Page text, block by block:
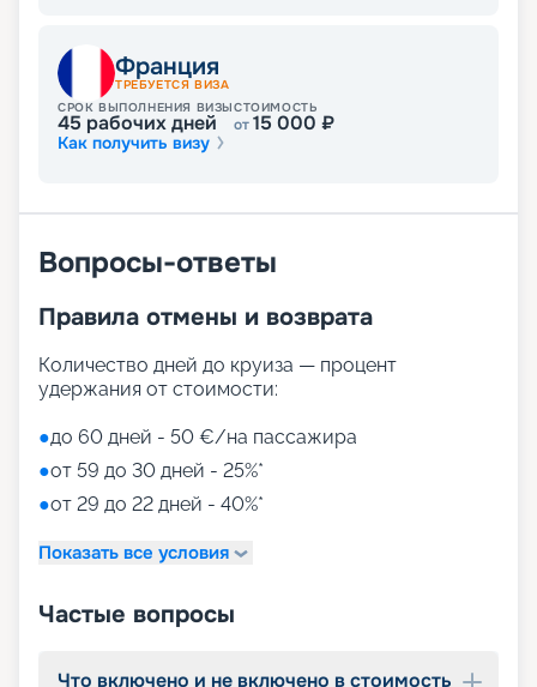
Франция
ТРЕБУЕТСЯ ВИЗА
СРОК ВЫПОЛНЕНИЯ ВИЗЫ
45 рабочих дней
СТОИМОСТЬ
от15 000 ₽
Как получить визу
Вопросы-ответы
Правила отмены и возврата
Количество дней до круиза — процент
удержания от стоимости:
●до 60 дней - 50 €/на пассажира
●от 59 до 30 дней - 25%*
●от 29 до 22 дней - 40%*
Показать все условия
Частые вопросы
Что включено и не включено в стоимость